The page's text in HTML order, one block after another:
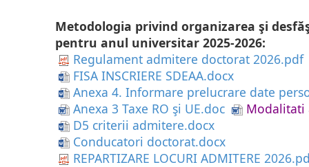
Metodologia privind organizarea şi
pentru anul universitar 2025-2026:
Regulament admitere doctorat 2026.pdf
FISA INSCRIERE SDEAA.docx
Anexa 4. Informare prelucrare date
Anexa 3 Taxe RO şi UE.doc
Modalitati
D5 criterii admitere.docx
Conducatori doctorat.docx
REPARTIZARE LOCURI ADMITERE